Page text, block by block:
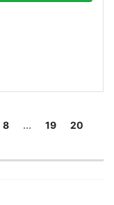
8 ... 19
20